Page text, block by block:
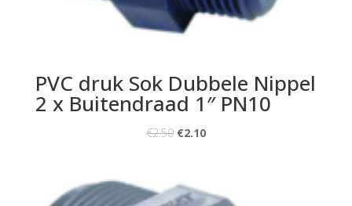
PVC druk Sok Dubbele Nippel
2 x Buitendraad 1″ PN10
€2.50 €2.10